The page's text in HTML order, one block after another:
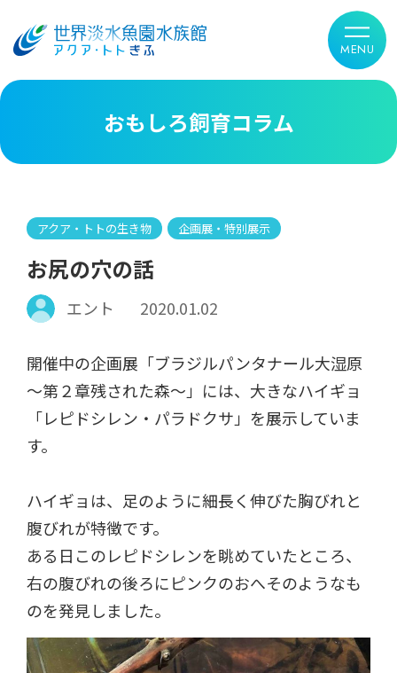
おもしろ飼育コラム
アクア・トトの生き物 企画展・特別展示
お尻の穴の話
エント 2020.01.02
開催中の企画展「ブラジルパンタナール大湿原
～第２章残された森～」には、大きなハイギョ
「レピドシレン・パラドクサ」を展示していま
す。
ハイギョは、足のように細長く伸びた胸びれと
腹びれが特徴です。
ある日このレピドシレンを眺めていたところ、
右の腹びれの後ろにピンクのおへそのようなも
のを発見しました。